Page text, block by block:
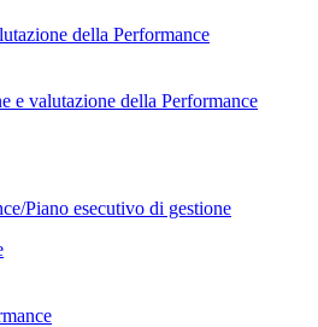
della Performance
e valutazione della Performance
Piano esecutivo di gestione